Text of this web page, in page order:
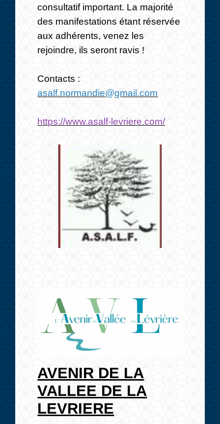
consultatif important. La majorité
des manifestations étant réservée
aux adhérents, venez les
rejoindre, ils seront ravis !
Contacts :
asalf.normandie@gmail.com
https://www.asalf-levriere.com/
AVENIR DE LA
VALLEE DE LA
LEVRIERE